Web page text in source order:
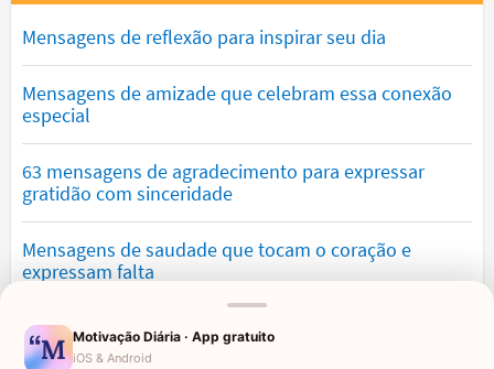
Mensagens de reflexão para inspirar seu dia
Mensagens de amizade que celebram essa conexão
especial
63 mensagens de agradecimento para expressar
gratidão com sinceridade
Mensagens de saudade que tocam o coração e
expressam falta
Mensagens de otimismo que vão encher você de
confiança
Motivação Diária · App gratuito
iOS & Android